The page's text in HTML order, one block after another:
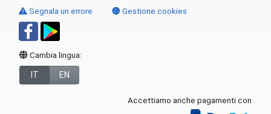
Segnala un errore Gestione cookies
Cambia lingua:
IT EN
Accettiamo anche pagamenti con